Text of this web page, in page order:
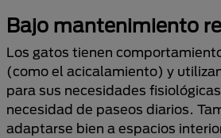
Bajo mantenimiento
Los gatos tienen
(como el acicalamiento) y
para sus necesidades
necesidad de paseos diarios.
adaptarse bien a espacios